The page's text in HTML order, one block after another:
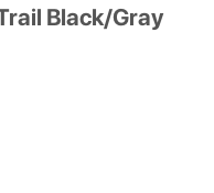
Black/Gray